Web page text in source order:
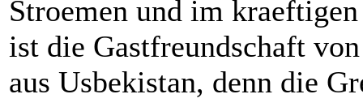
Stroemen und im
ist die Gastfreundschaft
aus Usbekistan, denn die